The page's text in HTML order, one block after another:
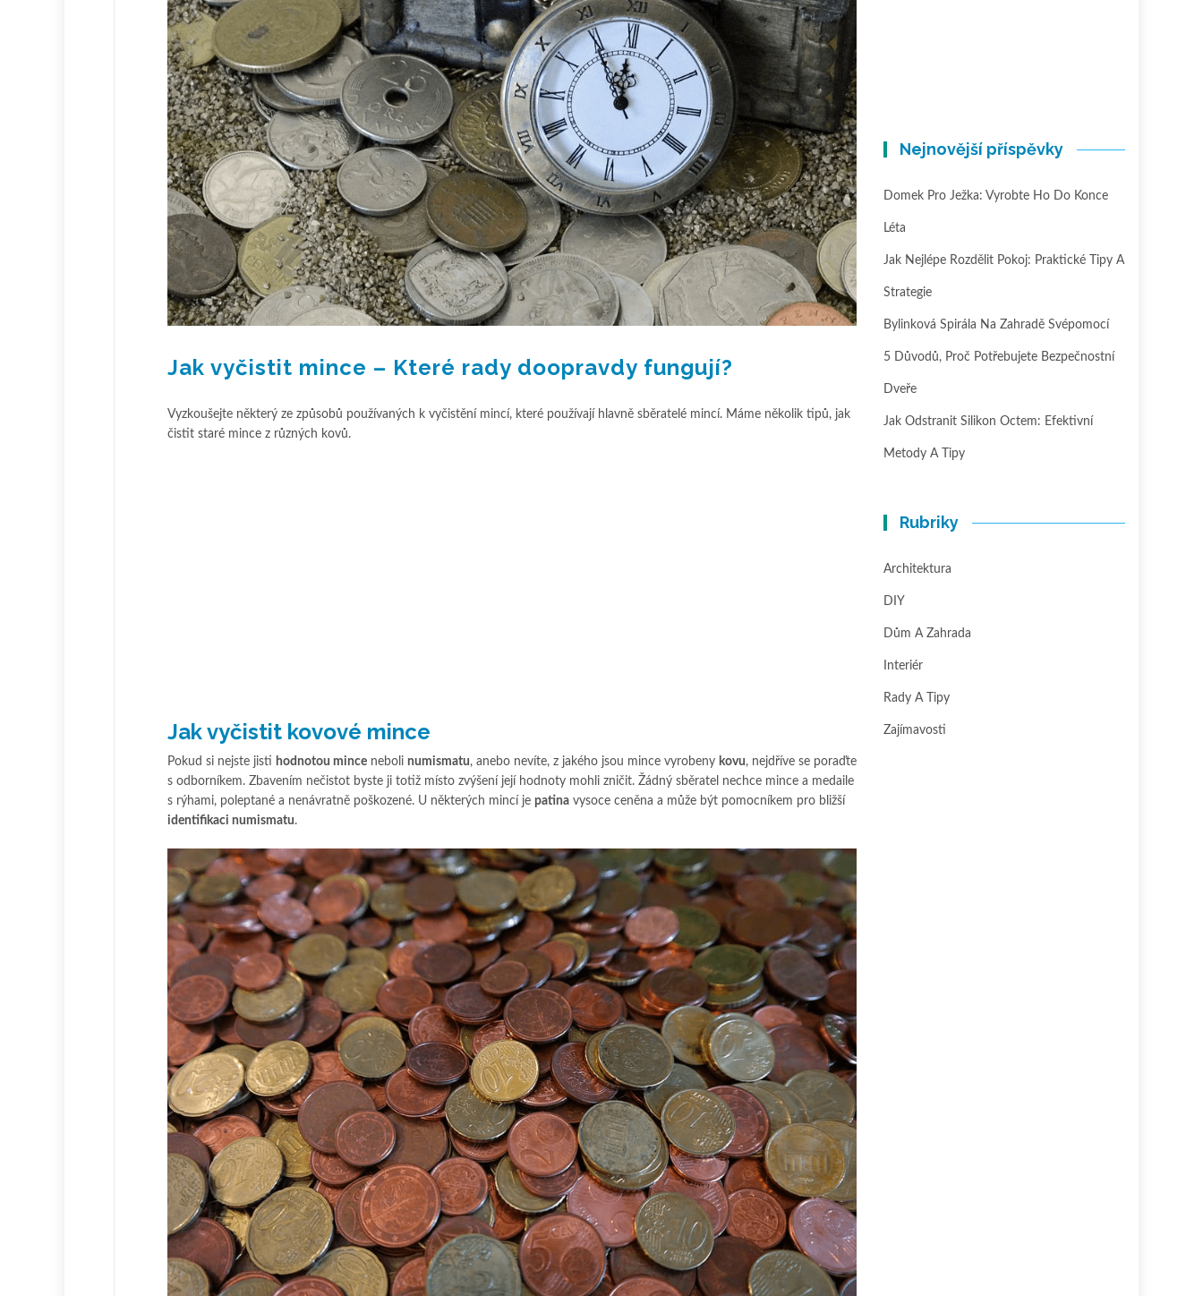
Jak vyčistit mince – Které rady doopravdy fungují?
Vyzkoušejte některý ze způsobů používaných k vyčistění mincí, které používají hlavně sběratelé mincí. Máme několik tipů, jak
čistit staré mince z různých kovů.
Jak vyčistit kovové mince
Pokud si nejste jisti hodnotou mince neboli numismatu, anebo nevíte, z jakého jsou mince vyrobeny kovu, nejdříve se poraďte
s odborníkem. Zbavením nečistot byste ji totiž místo zvýšení její hodnoty mohli zničit. Žádný sběratel nechce mince a medaile
s rýhami, poleptané a nenávratně poškozené. U některých mincí je patina vysoce ceněna a může být pomocníkem pro bližší
identifikaci numismatu.
Nejnovější příspěvky
Domek Pro Ježka: Vyrobte Ho Do Konce
Léta
Jak Nejlépe Rozdělit Pokoj: Praktické Tipy A
Strategie
Bylinková Spirála Na Zahradě Svépomocí
5 Důvodů, Proč Potřebujete Bezpečnostní
Dveře
Jak Odstranit Silikon Octem: Efektivní
Metody A Tipy
Rubriky
Architektura
DIY
Dům A Zahrada
Interiér
Rady A Tipy
Zajímavosti